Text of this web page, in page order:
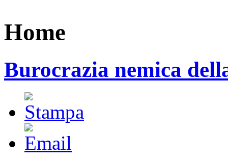
Home
Burocrazia nemica